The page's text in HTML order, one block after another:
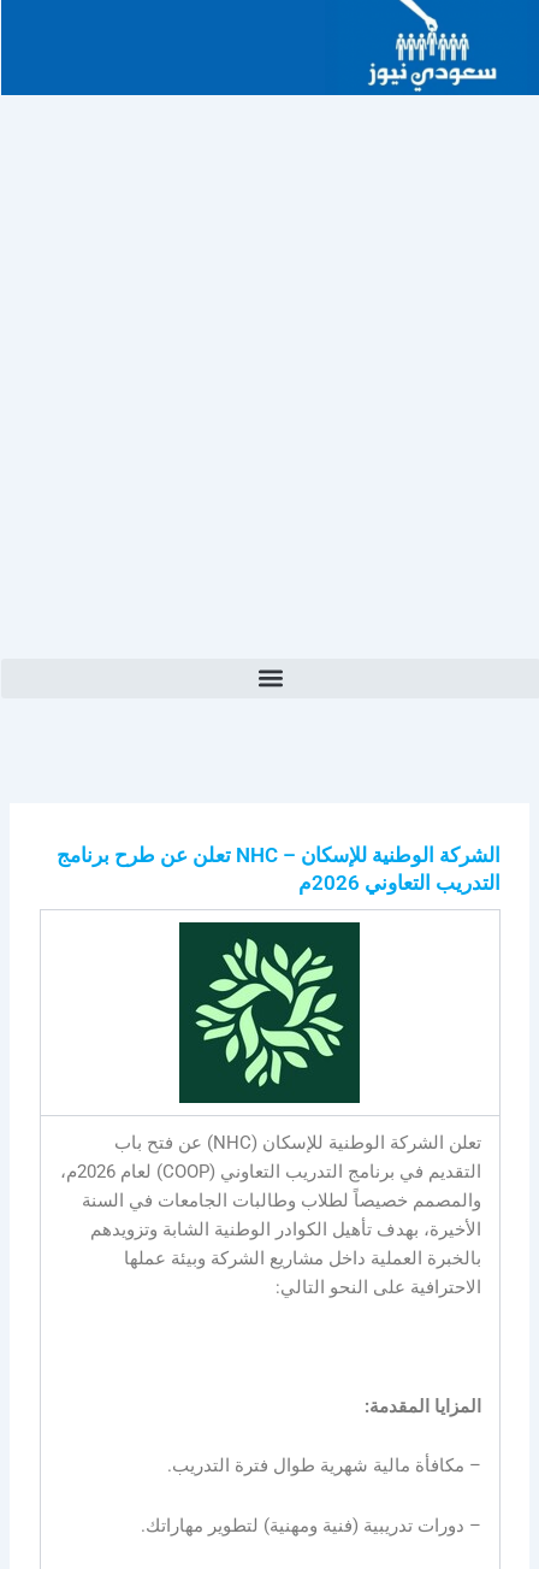
المحتوى
الشركة الوطنية للإسكان – NHC تعلن عن طرح برنامج
التدريب التعاوني 2026م
تعلن الشركة الوطنية للإسكان (NHC) عن فتح باب
التقديم في برنامج التدريب التعاوني (COOP) لعام 2026م،
والمصمم خصيصاً لطلاب وطالبات الجامعات في السنة
الأخيرة، بهدف تأهيل الكوادر الوطنية الشابة وتزويدهم
بالخبرة العملية داخل مشاريع الشركة وبيئة عملها
الاحترافية على النحو التالي:
المزايا المقدمة:
– مكافأة مالية شهرية طوال فترة التدريب.
– دورات تدريبية (فنية ومهنية) لتطوير مهاراتك.